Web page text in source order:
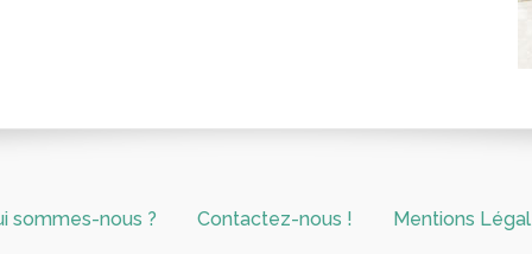
sommes-nous ? Contactez-nous ! Mentions